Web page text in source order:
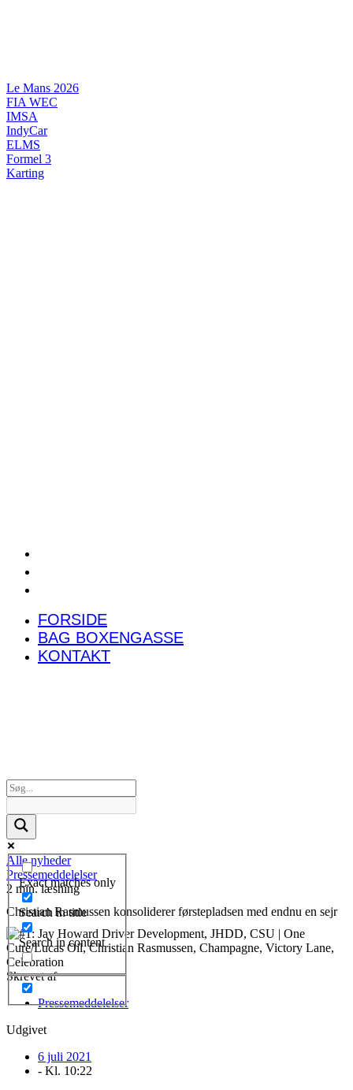
Le Mans 2026
FIA WEC
IMSA
IndyCar
ELMS
Formel 3
Karting
FORSIDE
BAG BOXENGASSE
KONTAKT
Exact matches only
Search in title
Search in content
Alle nyheder
Pressemeddelelser
2 min. læsning
Christian Rasmussen konsoliderer førstepladsen med endnu en sejr
Skrevet af
Pressemeddelelser
Udgivet
6 juli 2021
- Kl. 10:22